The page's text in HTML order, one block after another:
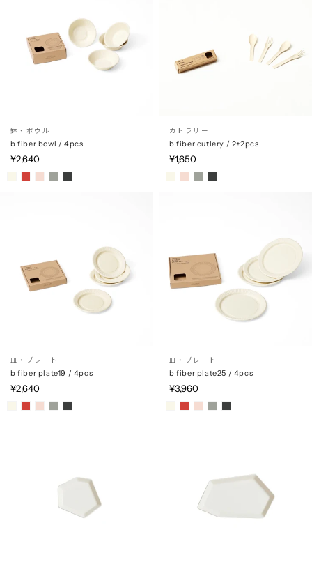
鉢・ボウル
b fiber bowl / 4pcs
¥2,640
カトラリー
b fiber cutlery / 2+2pcs
¥1,650
皿・プレート
b fiber plate19 / 4pcs
¥2,640
皿・プレート
b fiber plate25 / 4pcs
¥3,960